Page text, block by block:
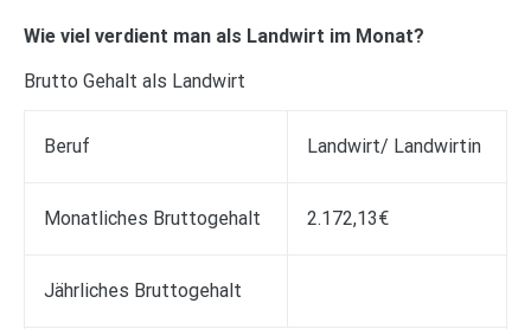
Wie viel verdient man als Landwirt im Monat?
Brutto Gehalt als Landwirt
Beruf Landwirt/ Landwirtin
Monatliches Bruttogehalt 2.172,13€
Jährliches Bruttogehalt